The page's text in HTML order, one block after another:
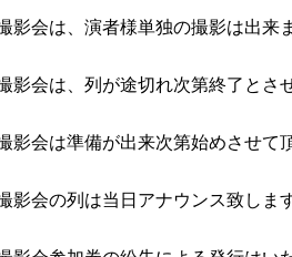
影会は、演者様単独の撮影は出来
影会は、列が途切れ次第終了とさ
影会は準備が出来次第始めさせて
影会の列は当日アナウンス致します